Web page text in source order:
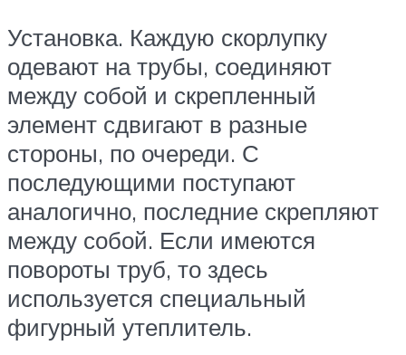
Установка. Каждую скорлупку
одевают на трубы, соединяют
между собой и скрепленный
элемент сдвигают в разные
стороны, по очереди. С
последующими поступают
аналогично, последние скрепляют
между собой. Если имеются
повороты труб, то здесь
используется специальный
фигурный утеплитель.